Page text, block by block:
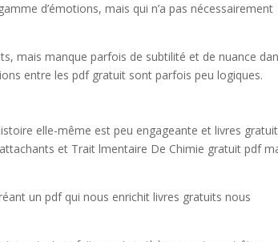
d’émotions, mais qui n’a pas nécessairement
mais manque parfois de subtilité et de nuance
entre les pdf gratuit sont parfois peu logiques.
elle-même est peu engageante et livres
et Trait lmentaire De Chimie gratuit pdf
un pdf qui nous enrichit livres gratuits nous